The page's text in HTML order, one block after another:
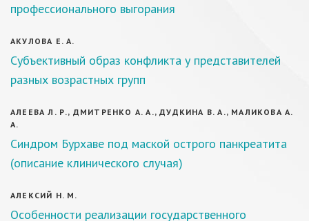
профессионального выгорания
АКУЛОВА Е. А.
Субъективный образ конфликта у представителей
разных возрастных групп
АЛЕЕВА Л. Р., ДМИТРЕНКО А. А., ДУДКИНА В. А., МАЛИКОВА А.
А.
Синдром Бурхаве под маской острого панкреатита
(описание клинического случая)
АЛЕКСИЙ Н. М.
Особенности реализации государственного